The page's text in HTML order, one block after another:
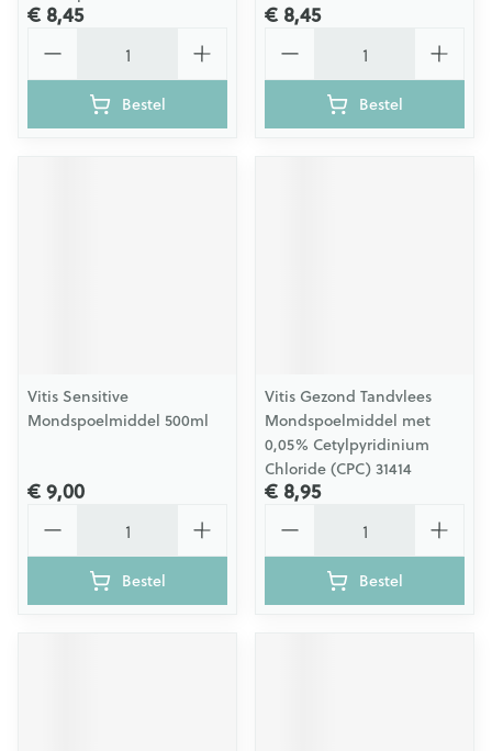
€ 8,45
Bestel
€ 8,45
Bestel
Vitis Sensitive
Mondspoelmiddel 500ml
€ 9,00
Bestel
Vitis Gezond Tandvlees
Mondspoelmiddel met
0,05% Cetylpyridinium
Chloride (CPC) 31414
€ 8,95
Bestel